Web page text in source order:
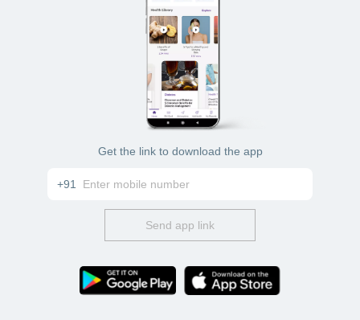
Get the link to download the app
+91
Send app link